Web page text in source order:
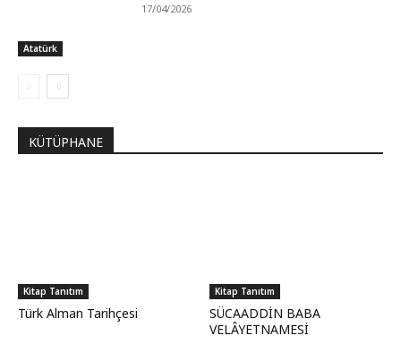
Atatürk
17/04/2026
KÜTÜPHANE
Kitap Tanıtım
Türk Alman Tarihçesi
Kitap Tanıtım
SÜCAADDİN BABA
VELÂYETNAMESİ